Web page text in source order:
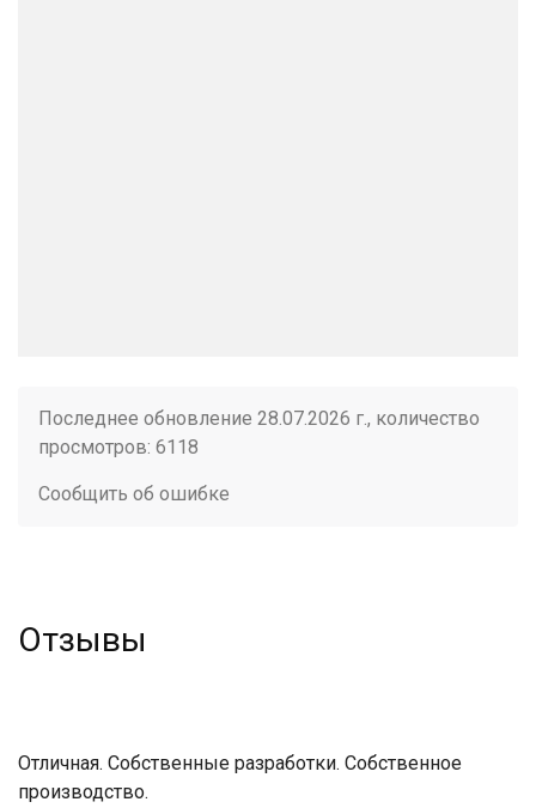
Последнее обновление 28.07.2026 г., количество
просмотров: 6118
Сообщить об ошибке
Отзывы
Отличная. Собственные разработки. Собственное
производство.